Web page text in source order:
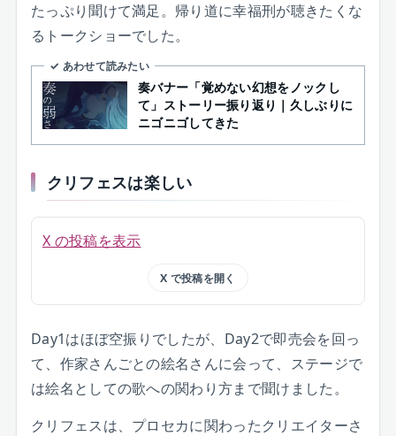
たっぷり聞けて満足。帰り道に幸福刑が聴きたくな
るトークショーでした。
✓ あわせて読みたい
奏バナー「覚めない幻想をノックし
て」ストーリー振り返り｜久しぶりに
ニゴニゴしてきた
クリフェスは楽しい
X の投稿を表示
X で投稿を開く
Day1はほぼ空振りでしたが、Day2で即売会を回っ
て、作家さんごとの絵名さんに会って、ステージで
は絵名としての歌への関わり方まで聞けました。
クリフェスは、プロセカに関わったクリエイターさ